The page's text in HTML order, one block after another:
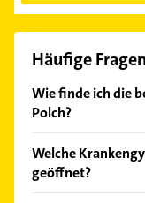
Häufige Fragen
Wie finde ich die
Polch?
Empfehlungen.
Welche
geöffnet?